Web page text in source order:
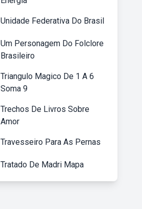
Unidade Federativa Do Brasil
Um Personagem Do Folclore
Brasileiro
Triangulo Magico De 1 A 6
Soma 9
Trechos De Livros Sobre
Amor
Travesseiro Para As Pernas
Tratado De Madri Mapa